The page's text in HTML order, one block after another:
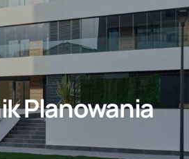
Z NAMI
Planowania